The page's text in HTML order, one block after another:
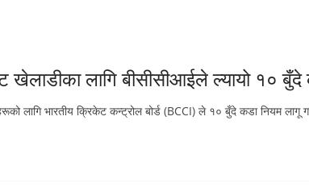
खेलाडीका लागि बीसीसीआईले ल्यायो १०
लागि भारतीय क्रिकेट कन्ट्रोल बोर्ड (BCCI) ले १० बुँदे कडा नियम